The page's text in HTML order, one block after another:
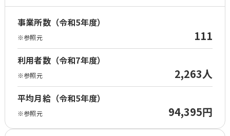
事業所数（令和5年度）
※参照元 111
利用者数（令和7年度）
※参照元 2,263人
平均月給（令和5年度）
※参照元 94,395円